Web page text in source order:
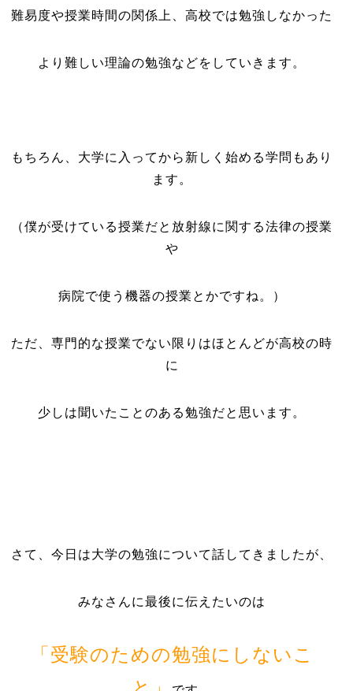
難易度や授業時間の関係上、高校では勉強しなかった
より難しい理論の勉強などをしていきます。
もちろん、大学に入ってから新しく始める学問もあり
ます。
（僕が受けている授業だと放射線に関する法律の授業
や
病院で使う機器の授業とかですね。）
ただ、専門的な授業でない限りはほとんどが高校の時
に
少しは聞いたことのある勉強だと思います。
さて、今日は大学の勉強について話してきましたが、
みなさんに最後に伝えたいのは
「受験のための勉強にしないこ